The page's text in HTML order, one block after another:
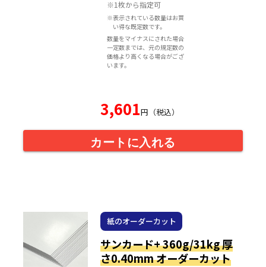
※1枚から指定可
※表示されている数量はお買
い得な既定数です。
数量をマイナスにされた場合
一定数までは、元の規定数の
価格より高くなる場合がござ
います。
3,601円（税込）
カートに入れる
紙のオーダーカット
サンカード+ 360g/31kg 厚
さ0.40mm オーダーカット